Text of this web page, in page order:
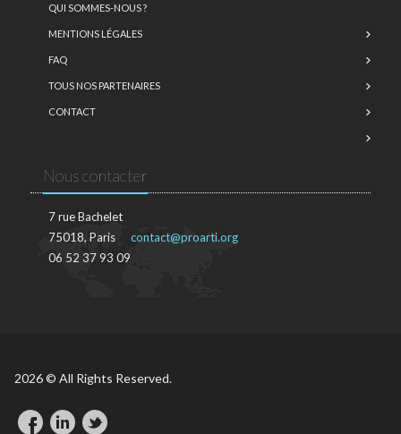
QUI SOMMES-NOUS ?
MENTIONS LÉGALES
FAQ
TOUS NOS PARTENAIRES
CONTACT
Nous contacter
7 rue Bachelet
75018, Paris
06 52 37 93 09
contact@proarti.org
2026 © All Rights Reserved.